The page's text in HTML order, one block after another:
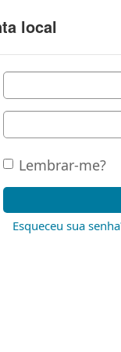
local
Lembrar-me?
Esqueceu sua